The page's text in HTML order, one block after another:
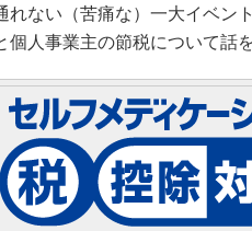
れない（苦痛な）一大イベン
個人事業主の節税について話